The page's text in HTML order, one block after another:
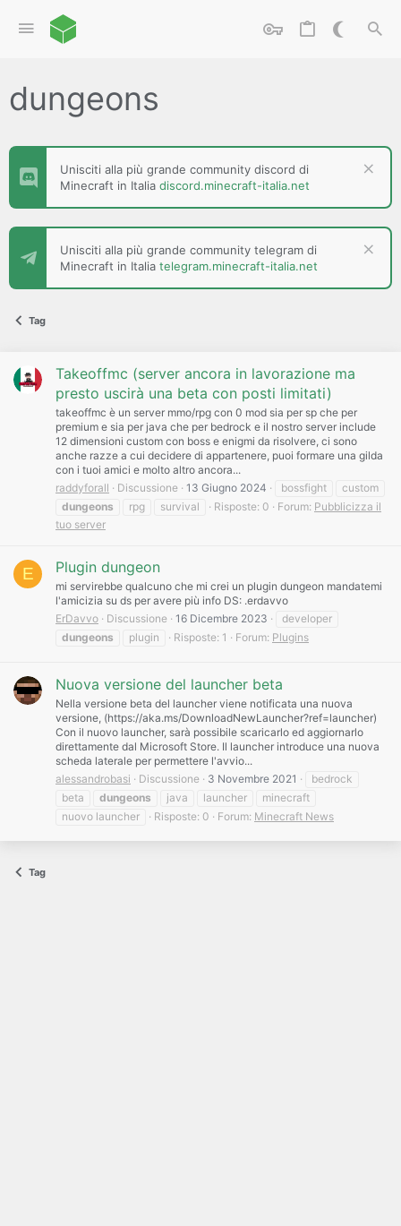
dungeons
Unisciti alla più grande community discord di
Minecraft in Italia discord.minecraft-italia.net
Unisciti alla più grande community telegram di
Minecraft in Italia telegram.minecraft-italia.net
Tag
Takeoffmc (server ancora in lavorazione ma
presto uscirà una beta con posti limitati)
takeoffmc è un server mmo/rpg con 0 mod sia per sp che per
premium e sia per java che per bedrock e il nostro server include
12 dimensioni custom con boss e enigmi da risolvere, ci sono
anche razze a cui decidere di appartenere, puoi formare una gilda
con i tuoi amici e molto altro ancora...
raddyforall
Discussione 13 Giugno 2024 bossfight
custom
dungeons
rpg survival Risposte: 0 Forum: Pubblicizza il
tuo server
E Plugin dungeon
mi servirebbe qualcuno che mi crei un plugin dungeon mandatemi
l'amicizia su ds per avere più info DS: .erdavvo
ErDavvo
Discussione 16 Dicembre 2023
developer
dungeons
plugin Risposte: 1 Forum: Plugins
Nuova versione del launcher beta
Nella versione beta del launcher viene notificata una nuova
versione, (https://aka.ms/DownloadNewLauncher?ref=launcher)
Con il nuovo launcher, sarà possibile scaricarlo ed aggiornarlo
direttamente dal Microsoft Store. Il launcher introduce una nuova
scheda laterale per permettere l'avvio...
alessandrobasi
Discussione 3 Novembre 2021
bedrock
beta
dungeons java launcher
minecraft
nuovo launcher
Risposte: 0 Forum: Minecraft News
Tag